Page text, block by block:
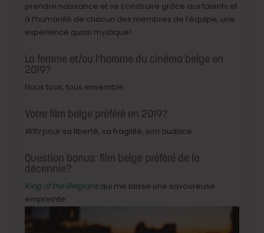
prendre naissance et se construire grâce aux talents et
à l’humanité de chacun des membres de l’équipe, une
expérience quasi mystique!
La femme et/ou l’homme du cinéma belge en
2019?
Nous tous, tous ensemble.
Votre film belge préféré en 2019?
Witzpour sa liberté, sa fragilité, son audace.
Question bonus: film belge préféré de la
décennie?
King of the Belgians qui me laisse une savoureuse
empreinte.